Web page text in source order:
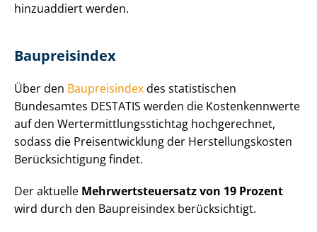
hinzuaddiert werden.
Baupreisindex
Über den Baupreisindexdes statistischen
Bundesamtes DESTATIS werden die Kostenkennwerte
auf den Wert­ermitt­lungs­stich­tag hochgerechnet,
sodass die Preis­ent­wick­lung der Her­stel­lungs­kos­ten
Be­rück­sich­ti­gung findet.
Der aktuelle Mehr­wert­steu­er­satz von 19 Prozent
wird durch den Baupreisindex berücksichtigt.